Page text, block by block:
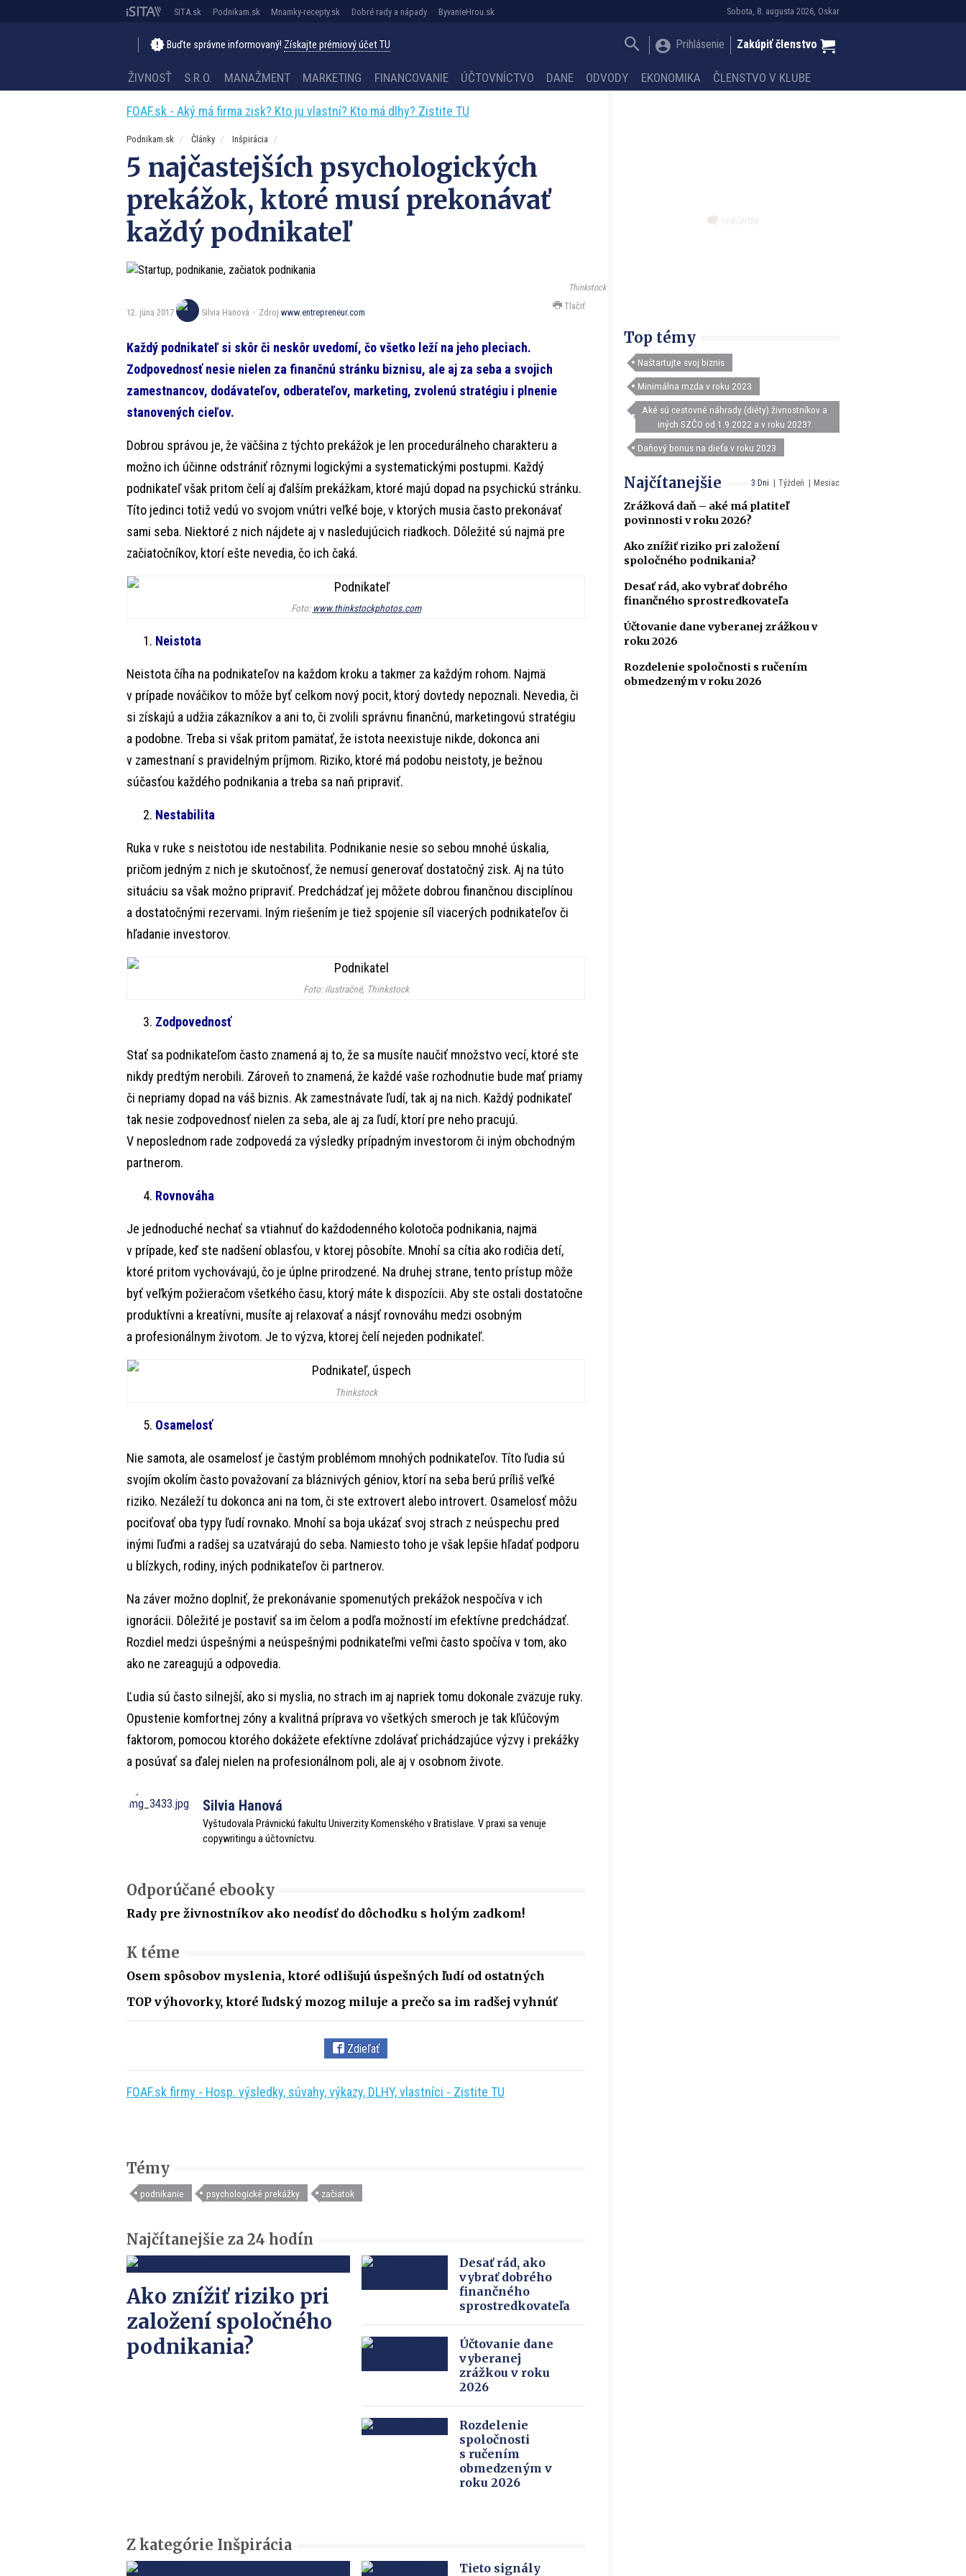
Sobota, 8. augusta 2026, Oskar
SITA.sk Podnikam.sk Mnamky-recepty.sk Dobré rady a nápady ByvanieHrou.sk
Buďte správne informovaný! Získajte prémiový účet TU Prihlásenie Zakúpiť členstvo
ŽIVNOSŤ S.R.O. MANAŽMENT MARKETING FINANCOVANIE ÚČTOVNÍCTVO DANE ODVODY EKONOMIKA ČLENSTVO V KLUBE
FOAF.sk - Aký má firma zisk? Kto ju vlastní? Kto má dlhy? Zistite TU
Podnikam.sk Články Inšpirácia
5 najčastejších psychologických
prekážok, ktoré musí prekonávať
každý podnikateľ
Thinkstock
12. júna 2017 Silvia Hanová Zdroj www.entrepreneur.com
Tlačiť
Každý podnikateľ si skôr či neskôr uvedomí, čo všetko leží na jeho pleciach.
Zodpovednosť nesie nielen za finančnú stránku biznisu, ale aj za seba a svojich
zamestnancov, dodávateľov, odberateľov, marketing, zvolenú stratégiu i plnenie
stanovených cieľov.
Dobrou správou je, že väčšina z týchto prekážok je len procedurálneho charakteru a
možno ich účinne odstrániť rôznymi logickými a systematickými postupmi. Každý
podnikateľ však pritom čelí aj ďalším prekážkam, ktoré majú dopad na psychickú stránku.
Títo jedinci totiž vedú vo svojom vnútri veľké boje, v ktorých musia často prekonávať
sami seba. Niektoré z nich nájdete aj v nasledujúcich riadkoch. Dôležité sú najmä pre
začiatočníkov, ktorí ešte nevedia, čo ich čaká.
Foto: www.thinkstockphotos.com
Neistota
Neistota číha na podnikateľov na každom kroku a takmer za každým rohom. Najmä
v prípade nováčikov to môže byť celkom nový pocit, ktorý dovtedy nepoznali. Nevedia, či
si získajú a udžia zákazníkov a ani to, či zvolili správnu finančnú, marketingovú stratégiu
a podobne. Treba si však pritom pamätať, že istota neexistuje nikde, dokonca ani
v zamestnaní s pravidelným príjmom. Riziko, ktoré má podobu neistoty, je bežnou
súčasťou každého podnikania a treba sa naň pripraviť.
Nestabilita
Ruka v ruke s neistotou ide nestabilita. Podnikanie nesie so sebou mnohé úskalia,
pričom jedným z nich je skutočnosť, že nemusí generovať dostatočný zisk. Aj na túto
situáciu sa však možno pripraviť. Predchádzať jej môžete dobrou finančnou disciplínou
a dostatočnými rezervami. Iným riešením je tiež spojenie síl viacerých podnikateľov či
hľadanie investorov.
Foto: ilustračné, Thinkstock
Zodpovednosť
Stať sa podnikateľom často znamená aj to, že sa musíte naučiť množstvo vecí, ktoré ste
nikdy predtým nerobili. Zároveň to znamená, že každé vaše rozhodnutie bude mať priamy
či nepriamy dopad na váš biznis. Ak zamestnávate ľudí, tak aj na nich. Každý podnikateľ
tak nesie zodpovednosť nielen za seba, ale aj za ľudí, ktorí pre neho pracujú.
V neposlednom rade zodpovedá za výsledky prípadným investorom či iným obchodným
partnerom.
Rovnováha
Je jednoduché nechať sa vtiahnuť do každodenného kolotoča podnikania, najmä
v prípade, keď ste nadšení oblasťou, v ktorej pôsobíte. Mnohí sa cítia ako rodičia detí,
ktoré pritom vychovávajú, čo je úplne prirodzené. Na druhej strane, tento prístup môže
byť veľkým požieračom všetkého času, ktorý máte k dispozícii. Aby ste ostali dostatočne
produktívni a kreatívni, musíte aj relaxovať a násjť rovnováhu medzi osobným
a profesionálnym životom. Je to výzva, ktorej čelí nejeden podnikateľ.
Thinkstock
Osamelosť
Nie samota, ale osamelosť je častým problémom mnohých podnikateľov. Títo ľudia sú
svojím okolím často považovaní za bláznivých géniov, ktorí na seba berú príliš veľké
riziko. Nezáleží tu dokonca ani na tom, či ste extrovert alebo introvert. Osamelosť môžu
pociťovať oba typy ľudí rovnako. Mnohí sa boja ukázať svoj strach z neúspechu pred
inými ľuďmi a radšej sa uzatvárajú do seba. Namiesto toho je však lepšie hľadať podporu
u blízkych, rodiny, iných podnikateľov či partnerov.
Na záver možno doplniť, že prekonávanie spomenutých prekážok nespočíva v ich
ignorácii. Dôležité je postaviť sa im čelom a podľa možností im efektívne predchádzať.
Rozdiel medzi úspešnými a neúspešnými podnikateľmi veľmi často spočíva v tom, ako
ako ne zareagujú a odpovedia.
Ľudia sú často silnejší, ako si myslia, no strach im aj napriek tomu dokonale zväzuje ruky.
Opustenie komfortnej zóny a kvalitná príprava vo všetkých smeroch je tak kľúčovým
faktorom, pomocou ktorého dokážete efektívne zdolávať prichádzajúce výzvy i prekážky
a posúvať sa ďalej nielen na profesionálnom poli, ale aj v osobnom živote.
Silvia Hanová
Vyštudovala Právnickú fakultu Univerzity Komenského v Bratislave. V praxi sa venuje
copywritingu a účtovníctvu.
Odporúčané ebooky
Rady pre živnostníkov ako neodísť do dôchodku s holým zadkom!
K téme
Osem spôsobov myslenia, ktoré odlišujú úspešných ľudí od ostatných
TOP výhovorky, ktoré ľudský mozog miluje a prečo sa im radšej vyhnúť
Zdieľať
FOAF.sk firmy - Hosp. výsledky, súvahy, výkazy, DLHY, vlastníci - Zistite TU
Top témy
Naštartujte svoj biznis
Minimálna mzda v roku 2023
Aké sú cestovné náhrady (diéty) živnostníkov a
iných SZČO od 1.9.2022 a v roku 2023?
Daňový bonus na dieťa v roku 2023
3 Dni Týždeň Mesiac
Najčítanejšie
Zrážková daň – aké má platiteľ
povinnosti v roku 2026?
Ako znížiť riziko pri založení
spoločného podnikania?
Desať rád, ako vybrať dobrého
finančného sprostredkovateľa
Účtovanie dane vyberanej zrážkou v
roku 2026
Rozdelenie spoločnosti s ručením
obmedzeným v roku 2026
Témy
podnikanie psychologické prekážky začiatok
Najčítanejšie za 24 hodín
Ako znížiť riziko pri
založení spoločného
podnikania?
Desať rád, ako
vybrať dobrého
finančného
sprostredkovateľa
Účtovanie dane
vyberanej
zrážkou v roku
2026
Rozdelenie
spoločnosti
s ručením
obmedzeným v
roku 2026
Z kategórie Inšpirácia
Tieto signály